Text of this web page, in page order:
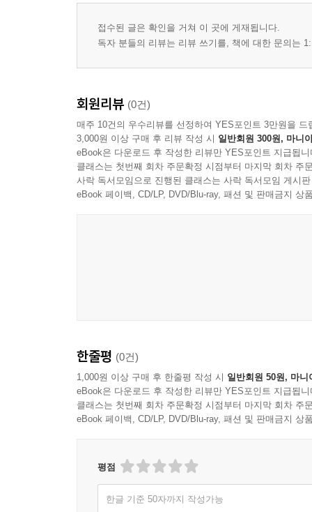
접수된 글은 확인을 거쳐 이 곳에 게재됩니다.
독자 분들의 리뷰는 리뷰 쓰기를, 책에 대한 문의는
회원리뷰 (0건)
매주 10건의 우수리뷰를 선정하여 YES포인트 3만원을 드
3,000원 이상 구매 후 리뷰 작성 시 일반회원 300원, 마니
eBook은 다운로드 후 작성한 리뷰만 YES포인트 지급됩니
클래스는 첫번째 회차 주문확정 시점부터 마지막 회차 주
사락 독서모임으로 진행된 클래스는 사락 독서모임 게시
eBook 페이백, CD/LP, DVD/Blu-ray, 패션 및 판매금지 상
한줄평 (0건)
1,000원 이상 구매 후 한줄평 작성 시 일반회원 50원, 마니
eBook은 다운로드 후 작성한 리뷰만 YES포인트 지급됩니
클래스는 첫번째 회차 주문확정 시점부터 마지막 회차 주
eBook 페이백, CD/LP, DVD/Blu-ray, 패션 및 판매금지 상
평점
한글 기준 50자까지 작성가능